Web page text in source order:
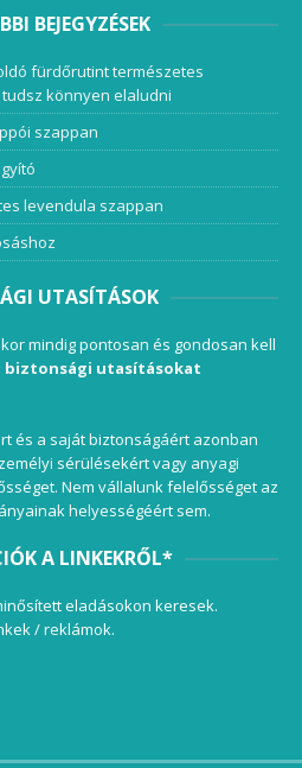
BEJEGYZÉSEK
fürdőrutint természetes
könnyen elaludni
szappan
levendula szappan
UTASÍTÁSOK
mindig pontosan és gondosan kell
biztonsági utasításokat
és a saját biztonságáért azonban
sérülésekért vagy anyagi
Nem vállalunk felelősséget az
helyességéért sem.
A LINKEKRŐL*
eladásokon keresek.
/ reklámok.